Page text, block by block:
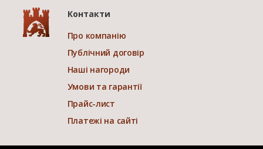
Контакти
Про компанію
Публічний договір
Наші нагороди
Умови та гарантії
Прайс-лист
Платежі на сайті